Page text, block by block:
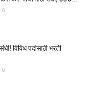
0
विविध पदांसाठी भरती
0